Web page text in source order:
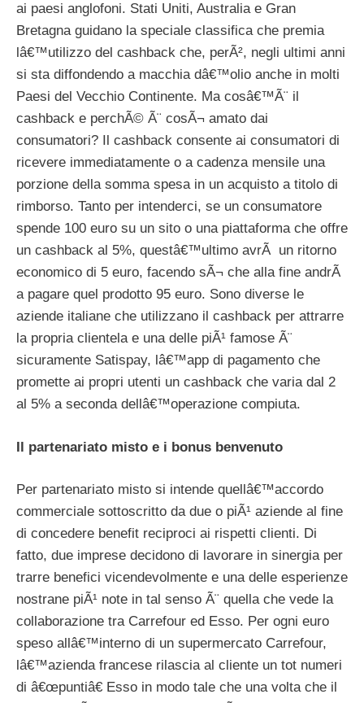
ai paesi anglofoni. Stati Uniti, Australia e Gran
Bretagna guidano la speciale classifica che premia
lâ€™utilizzo del cashback che, perÃ², negli ultimi anni
si sta diffondendo a macchia dâ€™olio anche in molti
Paesi del Vecchio Continente. Ma cosâ€™Ã¨ il
cashback e perchÃ© Ã¨ cosÃ¬ amato dai
consumatori? Il cashback consente ai consumatori di
ricevere immediatamente o a cadenza mensile una
porzione della somma spesa in un acquisto a titolo di
rimborso. Tanto per intenderci, se un consumatore
spende 100 euro su un sito o una piattaforma che offre
un cashback al 5%, questâ€™ultimo avrÃ un ritorno
economico di 5 euro, facendo sÃ¬ che alla fine andrÃ
a pagare quel prodotto 95 euro. Sono diverse le
aziende italiane che utilizzano il cashback per attrarre
la propria clientela e una delle piÃ¹ famose Ã¨
sicuramente Satispay, lâ€™app di pagamento che
promette ai propri utenti un cashback che varia dal 2
al 5% a seconda dellâ€™operazione compiuta.
Il partenariato misto e i bonus benvenuto
Per partenariato misto si intende quellâ€™accordo
commerciale sottoscritto da due o piÃ¹ aziende al fine
di concedere benefit reciproci ai rispetti clienti. Di
fatto, due imprese decidono di lavorare in sinergia per
trarre benefici vicendevolmente e una delle esperienze
nostrane piÃ¹ note in tal senso Ã¨ quella che vede la
collaborazione tra Carrefour ed Esso. Per ogni euro
speso allâ€™interno di un supermercato Carrefour,
lâ€™azienda francese rilascia al cliente un tot numeri
di â€œpuntiâ€ Esso in modo tale che una volta che il